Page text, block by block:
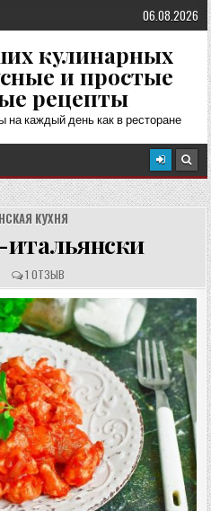
06.08.2026
кулинарных
и простые
рецепты
каждый день как в ресторане
КУХНЯ
О
Т
З
Ы
В
Ы
:
1 ОТЗЫВ